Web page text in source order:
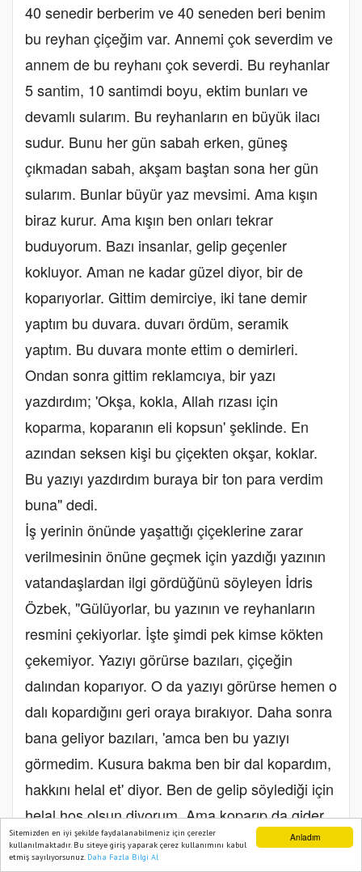
Anladım
Sitemizden en iyi şekilde faydalanabilmeniz için çerezler
kullanılmaktadır. Bu siteye giriş yaparak çerez kullanımını kabul
etmiş sayılıyorsunuz. Daha Fazla Bilgi Al
40 senedir berberim ve 40 seneden beri benim
bu reyhan çiçeğim var. Annemi çok severdim ve
annem de bu reyhanı çok severdi. Bu reyhanlar
5 santim, 10 santimdi boyu, ektim bunları ve
devamlı sularım. Bu reyhanların en büyük ilacı
sudur. Bunu her gün sabah erken, güneş
çıkmadan sabah, akşam baştan sona her gün
sularım. Bunlar büyür yaz mevsimi. Ama kışın
biraz kurur. Ama kışın ben onları tekrar
buduyorum. Bazı insanlar, gelip geçenler
kokluyor. Aman ne kadar güzel diyor, bir de
koparıyorlar. Gittim demirciye, iki tane demir
yaptım bu duvara. duvarı ördüm, seramik
yaptım. Bu duvara monte ettim o demirleri.
Ondan sonra gittim reklamcıya, bir yazı
yazdırdım; 'Okşa, kokla, Allah rızası için
koparma, koparanın eli kopsun' şeklinde. En
azından seksen kişi bu çiçekten okşar, koklar.
Bu yazıyı yazdırdım buraya bir ton para verdim
buna" dedi.
İş yerinin önünde yaşattığı çiçeklerine zarar
verilmesinin önüne geçmek için yazdığı yazının
vatandaşlardan ilgi gördüğünü söyleyen İdris
Özbek, "Gülüyorlar, bu yazının ve reyhanların
resmini çekiyorlar. İşte şimdi pek kimse kökten
çekemiyor. Yazıyı görürse bazıları, çiçeğin
dalından koparıyor. O da yazıyı görürse hemen o
dalı kopardığını geri oraya bırakıyor. Daha sonra
bana geliyor bazıları, 'amca ben bu yazıyı
görmedim. Kusura bakma ben bir dal kopardım,
hakkını helal et' diyor. Ben de gelip söylediği için
helal hoş olsun diyorum. Ama koparıp da gider
de eli kopsun, kolu kopsun diyorum. Şimdi ise
bu yazıyı yazdırmışım. Amca diyorlar dükkanın
Ana Sayfa Web TV